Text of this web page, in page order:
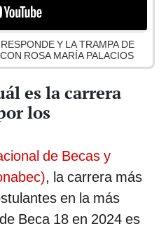
Y LA TRAMPA DE
ROSA MARÍA PALACIOS
es la carrera
los
de Becas y
, la carrera más
en la más
Beca 18 en 2024 es